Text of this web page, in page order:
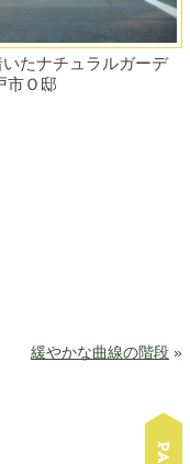
たナチュラルガーデ
市Ｏ邸
緩やかな曲線の階段 »